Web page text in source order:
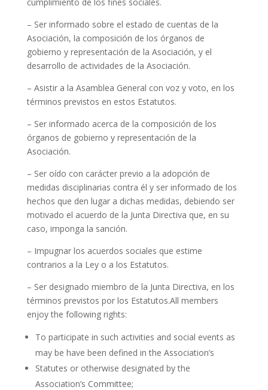
– Ser informado sobre el estado de cuentas de la
Asociación, la composición de los órganos de
gobierno y representación de la Asociación, y el
desarrollo de actividades de la Asociación.
– Asistir a la Asamblea General con voz y voto, en los
términos previstos en estos Estatutos.
– Ser informado acerca de la composición de los
órganos de gobierno y representación de la
Asociación.
– Ser oído con carácter previo a la adopción de
medidas disciplinarias contra él y ser informado de los
hechos que den lugar a dichas medidas, debiendo ser
motivado el acuerdo de la Junta Directiva que, en su
caso, imponga la sanción.
– Impugnar los acuerdos sociales que estime
contrarios a la Ley o a los Estatutos.
– Ser designado miembro de la Junta Directiva, en los
términos previstos por los Estatutos.All members
enjoy the following rights:
To participate in such activities and social events as
may be have been defined in the Association’s
Statutes or otherwise designated by the
Association’s Committee;